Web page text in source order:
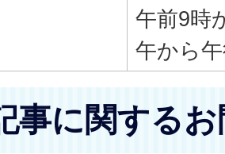
午前9時
午から
事に関する